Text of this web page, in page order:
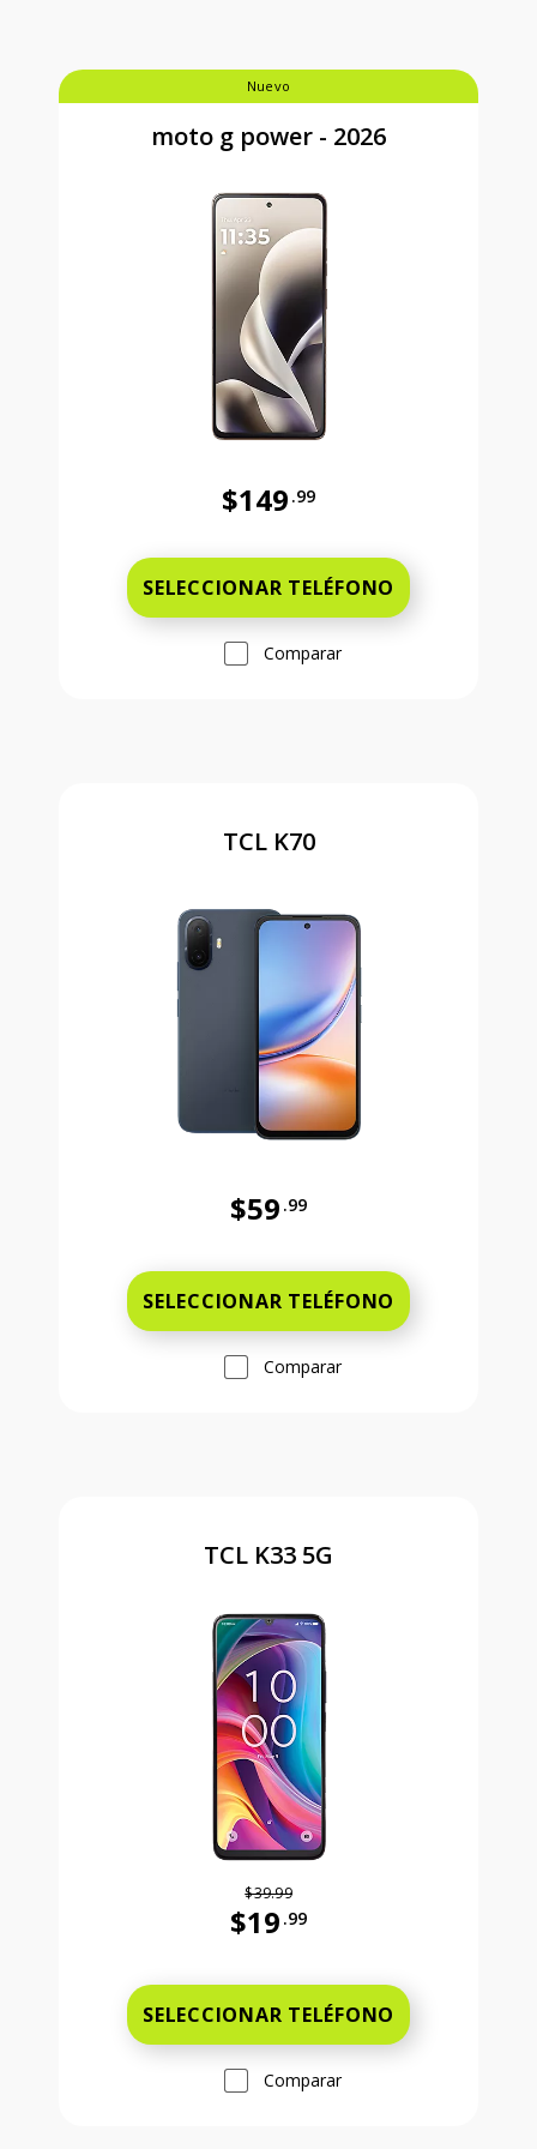
Nuevo
moto g power - 2026
$149 .99
SELECCIONAR TELÉFONO
Comparar
TCL K70
$59 .99
SELECCIONAR TELÉFONO
Comparar
TCL K33 5G
$39.99
$19 .99
SELECCIONAR TELÉFONO
Comparar